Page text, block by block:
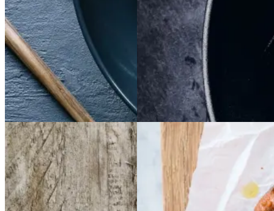
Gem opskrift
Aftensmad Gem opskrift
Dansk mad
Vintermad
Aftensmad